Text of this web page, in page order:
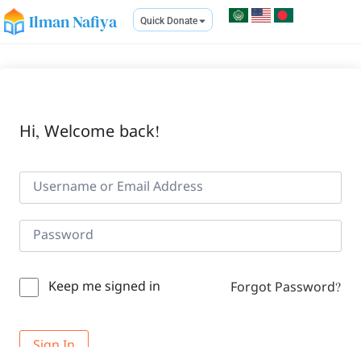
Ilman Nafiya Quick Donate
Hi, Welcome back!
Keep me signed in Forgot Password?